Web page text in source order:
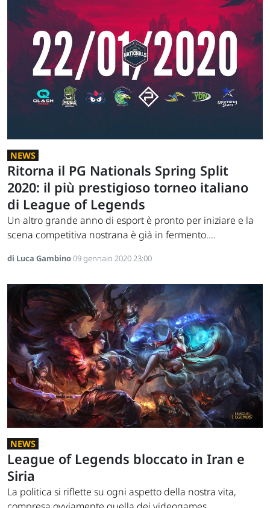
NEWS
Ritorna il PG Nationals Spring Split
2020: il più prestigioso torneo italiano
di League of Legends
Un altro grande anno di esport è pronto per iniziare e la
scena competitiva nostrana è già in fermento....
di Luca Gambino09 gennaio 2020 23:00
NEWS
League of Legends bloccato in Iran e
Siria
La politica si riflette su ogni aspetto della nostra vita,